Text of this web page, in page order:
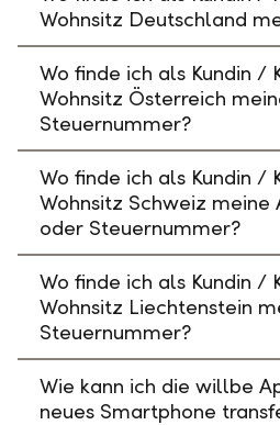
Wohnsitz Deutschland
Wo finde ich als Kundin /
Wohnsitz Österreich
Steuernummer?
Wo finde ich als Kundin /
Wohnsitz Schweiz meine
oder Steuernummer?
Wo finde ich als Kundin /
Wohnsitz Liechtenstein
Steuernummer?
Wie kann ich die willbe
neues Smartphone